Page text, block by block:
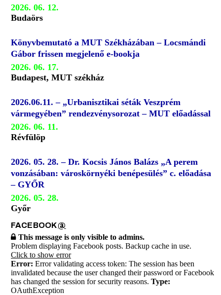
2026. 06. 12.
Budaörs
Könyvbemutató a MUT Székházában – Locsmándi
Gábor frissen megjelenő e-bookja
2026. 06. 17.
Budapest, MUT székház
2026.06.11. – „Urbanisztikai séták Veszprém
vármegyében” rendezvénysorozat – MUT előadással
2026. 06. 11.
Révfülöp
2026. 05. 28. – Dr. Kocsis János Balázs „A perem
vonzásában: városkörnyéki benépesülés” c. előadása
– GYŐR
2026. 05. 28.
Győr
FACEBOOK@
This message is only visible to admins.
Problem displaying Facebook posts. Backup cache in use.
Click to show error
Error: Error validating access token: The session has been
invalidated because the user changed their password or Facebook
has changed the session for security reasons. Type:
OAuthException